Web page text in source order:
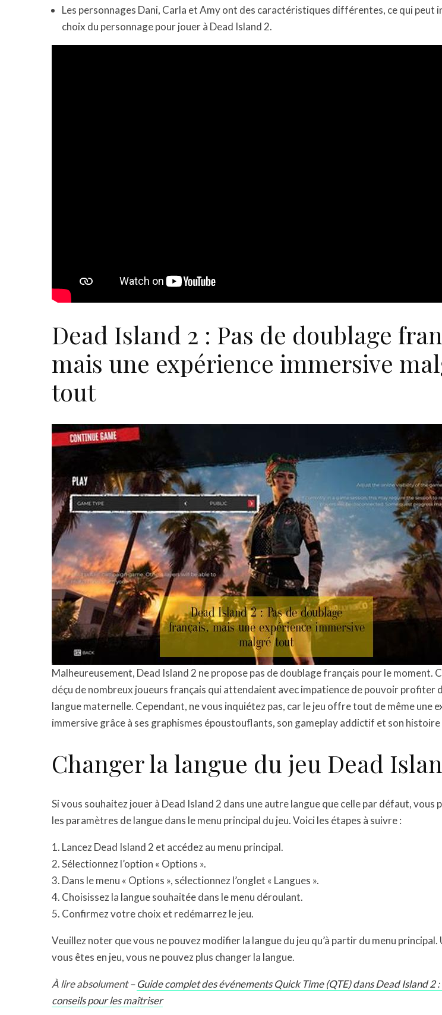
Les personnages Dani, Carla et Amy ont des caractéristiques différentes, ce qui peut
choix du personnage pour jouer à Dead Island 2.
Dead Island 2 : Pas de doublage
mais une expérience immersive
tout
Malheureusement, Dead Island 2 ne propose pas de doublage français pour le moment.
déçu de nombreux joueurs français qui attendaient avec impatience de pouvoir profiter
langue maternelle. Cependant, ne vous inquiétez pas, car le jeu offre tout de même une
immersive grâce à ses graphismes époustouflants, son gameplay addictif et son
Changer la langue du jeu Dead
Si vous souhaitez jouer à Dead Island 2 dans une autre langue que celle par défaut, vous
les paramètres de langue dans le menu principal du jeu. Voici les étapes à suivre :
Lancez Dead Island 2 et accédez au menu principal.
Sélectionnez l’option « Options ».
Dans le menu « Options », sélectionnez l’onglet « Langues ».
Choisissez la langue souhaitée dans le menu déroulant.
Confirmez votre choix et redémarrez le jeu.
Veuillez noter que vous ne pouvez modifier la langue du jeu qu’à partir du menu principal.
vous êtes en jeu, vous ne pouvez plus changer la langue.
À lire absolument –Guide complet des événements Quick Time (QTE) dans Dead Island 2
conseils pour les maîtriser